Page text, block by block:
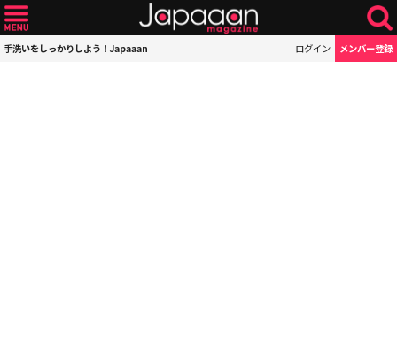
手洗いをしっかりしよう！Japaaan ログイン メンバー登録